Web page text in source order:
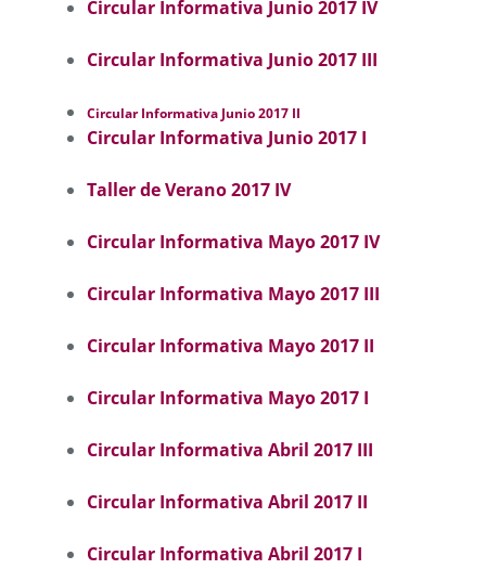
Circular Informativa Junio 2017 IV
Circular Informativa Junio 2017 III
Circular Informativa Junio 2017 II
Circular Informativa Junio 2017 I
Taller de Verano 2017 IV
Circular Informativa Mayo 2017 IV
Circular Informativa Mayo 2017 III
Circular Informativa Mayo 2017 II
Circular Informativa Mayo 2017 I
Circular Informativa Abril 2017 III
Circular Informativa Abril 2017 II
Circular Informativa Abril 2017 I